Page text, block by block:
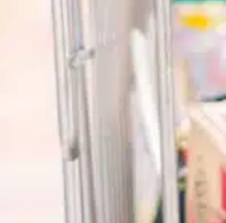
de suministro